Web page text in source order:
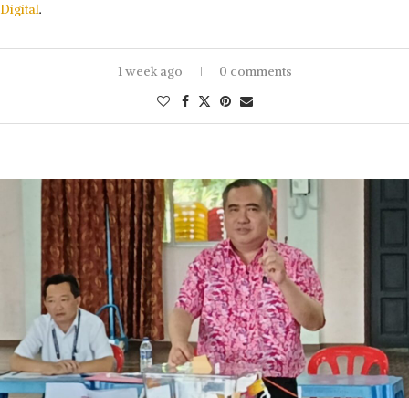
Digital.
1 week ago 0 comments